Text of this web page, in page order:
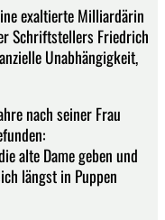
exaltierte Milliardärin
Schriftstellers Friedrich
Unabhängigkeit,
nach seiner Frau
alte Dame geben und
längst in Puppen